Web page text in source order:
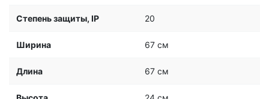
Степень защиты, IP 20
Ширина 67 см
Длина 67 см